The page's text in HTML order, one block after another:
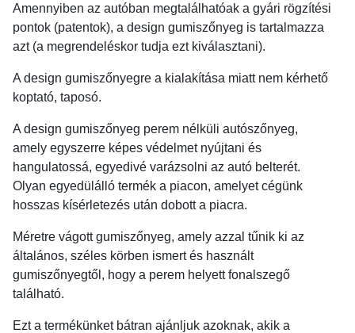
Amennyiben az autóban megtalálhatóak a gyári rögzítési
pontok (patentok), a design gumiszőnyeg is tartalmazza
azt (a megrendeléskor tudja ezt kiválasztani).
A design gumiszőnyegre a kialakítása miatt nem kérhető
koptató, taposó.
A design gumiszőnyeg perem nélküli autószőnyeg,
amely egyszerre képes védelmet nyújtani és
hangulatossá, egyedivé varázsolni az autó belterét.
Olyan egyedülálló termék a piacon, amelyet cégünk
hosszas kísérletezés után dobott a piacra.
Méretre vágott gumiszőnyeg, amely azzal tűnik ki az
általános, széles körben ismert és használt
gumiszőnyegtől, hogy a perem helyett fonalszegő
található.
Ezt a termékünket bátran ajánljuk azoknak, akik a